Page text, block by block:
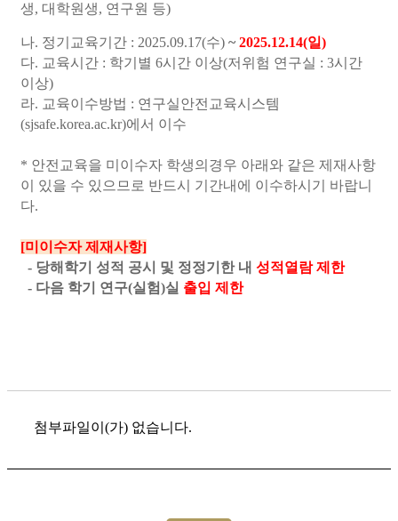
생, 대학원생, 연구원 등)
나. 정기교육기간 : 2025.09.17(수) ~ 2025.12.14(일)
다. 교육시간 : 학기별 6시간 이상(저위험 연구실 : 3시간
이상)
라. 교육이수방법 : 연구실안전교육시스템
(sjsafe.korea.ac.kr)에서 이수
* 안전교육을 미이수자 학생의경우 아래와 같은 제재사항
이 있을 수 있으므로 반드시 기간내에 이수하시기 바랍니
다.
[미이수자 제재사항]
- 당해학기 성적 공시 및 정정기한 내 성적열람 제한
- 다음 학기 연구(실험)실 출입 제한
첨부파일이(가) 없습니다.